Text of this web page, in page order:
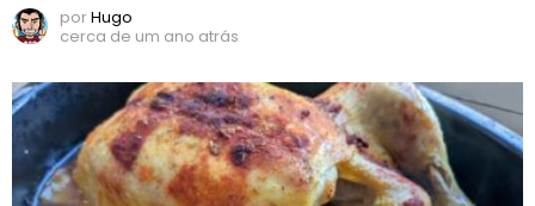
porHugo
cerca de um ano atrás